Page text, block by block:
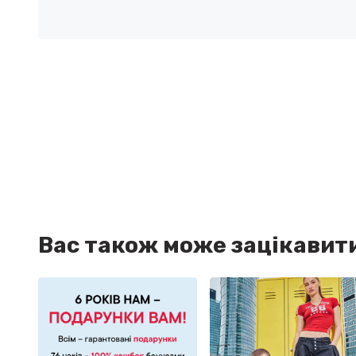
Вас також може